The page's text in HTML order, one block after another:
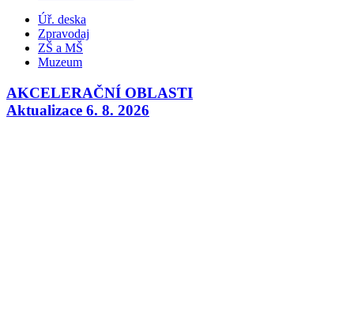
Úř. deska
Zpravodaj
ZŠ a MŠ
Muzeum
AKCELERAČNÍ OBLASTI
Aktualizace 6. 8. 2026